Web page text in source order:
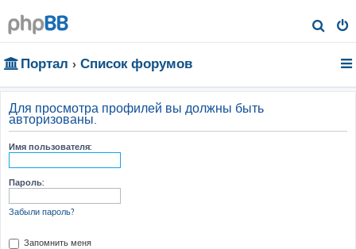
о
Портал Список форумов
Для просмотра профилей вы должны быть
авторизованы.
Имя пользователя:
Пароль:
Забыли пароль?
Запомнить меня